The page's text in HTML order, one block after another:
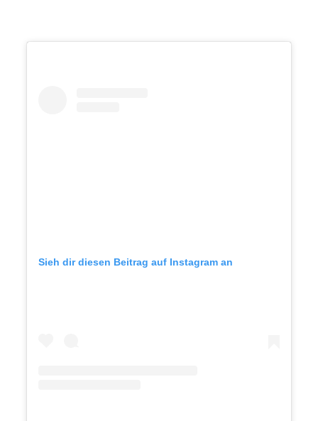
Sieh dir diesen Beitrag auf Instagram an